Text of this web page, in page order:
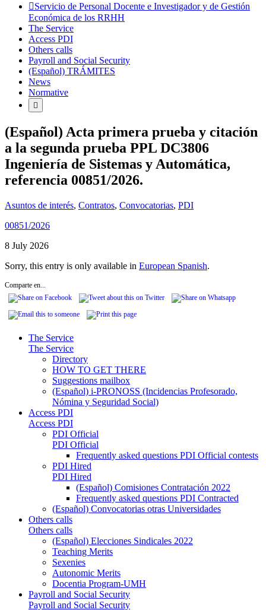
Servicio de Personal Docente e Investigador y de Gestión
Económica de los RRHH
The Service
Access PDI
Others calls
Payroll and Social Security
(Español) TRÁMITES
News
Normative
(Español) Acta primera prueba y citación
a la segunda prueba PPL DC3806
Ingeniería de Sistemas y Automática,
referencia 00851/2026.
Asuntos de interés, Contratos, Convocatorias, PDI
00851/2026
8 July 2026
Sorry, this entry is only available in European Spanish.
Comparte en...
The Service
The Service
Directory
HOW TO GET THERE
Suggestions mailbox
(Español) i-PRONOSS (Incidencias Profesorado,
Nómina y Seguridad Social)
Access PDI
Access PDI
PDI Official
PDI Official
Frequently asked questions PDI Official contests
PDI Hired
PDI Hired
(Español) Comisiones Contratación 2022
Frequently asked questions PDI Contracted
(Español) Convocatorias otras Universidades
Others calls
Others calls
(Español) Elecciones Sindicales 2022
Teaching Merits
Sexenies
Autonomic Merits
Docentia Program-UMH
Payroll and Social Security
Payroll and Social Security